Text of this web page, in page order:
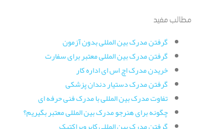
مطالب مفید
گرفتن مدرک بین المللی بدون آزمون
گرفتن مدرک بین المللی معتبر برای سفارت
خریدن مدرک اچ اس ای اداره کار
گرفتن مدرک دستیار دندان پزشکی
تفاوت مدرک بین المللی با مدرک فنی حرفه ای
چگونه برای هنرجو مدرک بین المللی معتبر بگیریم؟